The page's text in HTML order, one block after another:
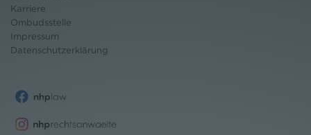
Karriere
Ombudsstelle
Impressum
Datenschutzerklärung